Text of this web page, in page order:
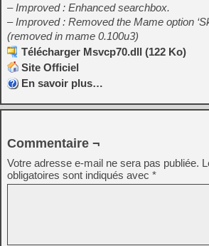
– Improved : Enhanced searchbox.
– Improved : Removed the Mame option
(removed in mame 0.100u3)
Télécharger Msvcp70.dll (122 Ko)
Site Officiel
En savoir plus…
Commentaire ¬
Votre adresse e-mail ne sera pas publiée.
obligatoires sont indiqués avec *